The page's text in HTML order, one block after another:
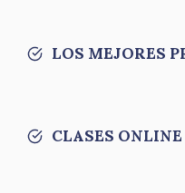
LOS MEJORES
CLASES ONLINE